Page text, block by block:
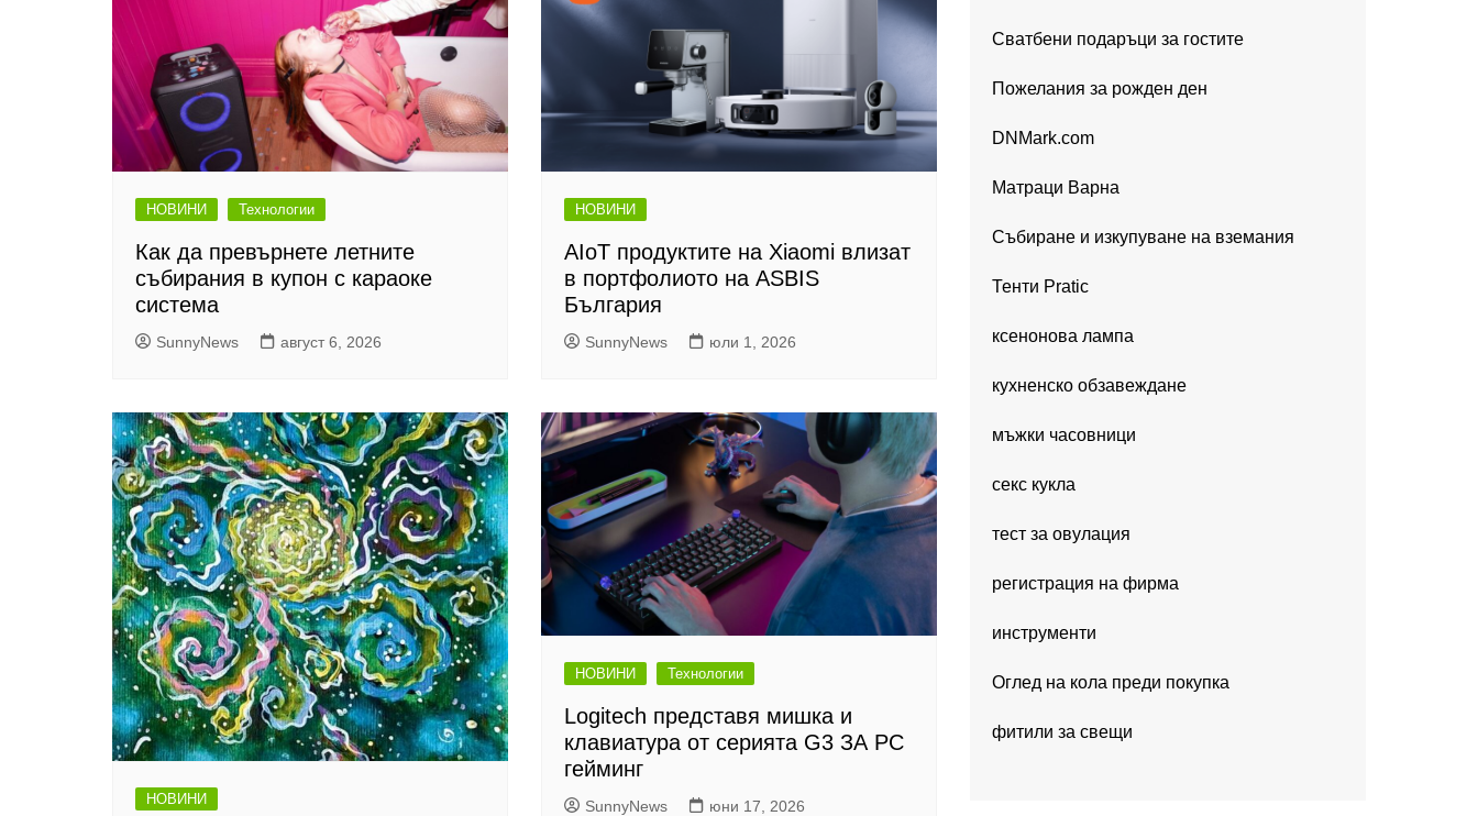
НОВИНИ Технологии
Как да превърнете летните
събирания в купон с караоке
система
SunnyNews август 6, 2026
НОВИНИ
AIoT продуктите на Xiaomi влизат
в портфолиото на ASBIS
България
SunnyNews юли 1, 2026
НОВИНИ
НОВИНИ Технологии
Logitech представя мишка и
клавиатура от серията G3 ЗА PC
гейминг
SunnyNews юни 17, 2026
Сватбени подаръци за гостите
Пожелания за рожден ден
DNMark.com
Матраци Варна
Събиране и изкупуване на вземания
Тенти Pratic
ксенонова лампа
кухненско обзавеждане
мъжки часовници
секс кукла
тест за овулация
регистрация на фирма
инструменти
Оглед на кола преди покупка
фитили за свещи